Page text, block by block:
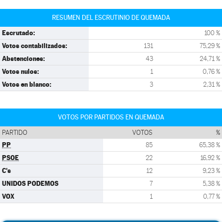
RESUMEN DEL ESCRUTINIO DE QUEMADA
Escrutado: 100 %
Votos contabilizados: 131 75,29 %
Abstenciones: 43 24,71 %
Votos nulos: 1 0,76 %
Votos en blanco: 3 2,31 %
VOTOS POR PARTIDOS EN QUEMADA
PARTIDO VOTOS %
PP 85 65,38 %
PSOE 22 16,92 %
C's 12 9,23 %
UNIDOS PODEMOS 7 5,38 %
VOX 1 0,77 %